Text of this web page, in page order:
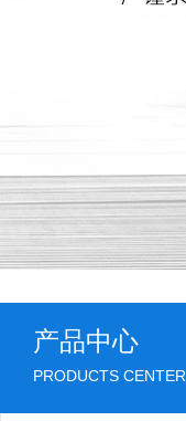
产品中心
PRODUCTS CENTER